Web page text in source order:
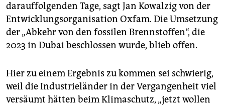
darauffolgenden Tage, sagt Jan Kowalzig von der
Entwicklungsorganisation Oxfam. Die Umsetzung
der „Abkehr von den fossilen Brennstoffen“, die
2023 in Dubai beschlossen wurde, blieb offen.
Hier zu einem Ergebnis zu kommen sei schwierig,
weil die Industrieländer in der Vergangenheit viel
versäumt hätten beim Klimaschutz, „jetzt wollen